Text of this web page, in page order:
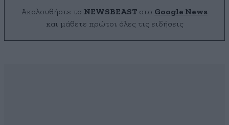
Ακολουθήστε το NEWSBEAST στο Google News
και μάθετε πρώτοι όλες τις ειδήσεις